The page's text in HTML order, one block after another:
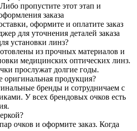
пропустите этот этап и
заказа
оформите и оплатите заказ
для уточнения деталей заказа
установки линз?
из прочных материалов и
медицинских оптических линз.
прослужат долгие годы.
оригинальная продукция?
бренды и сотрудничаем с
У всех брендовых очков есть
очков и оформите заказ. Когда